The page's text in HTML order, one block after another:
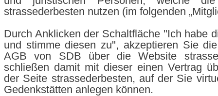
strassederbesten nutzen (im folgenden
Durch Anklicken der Schaltfläche "Ich habe
und stimme diesen zu", akzeptieren Sie
AGB von SDB über die Website
schließen damit mit dieser einen Vertrag
der Seite strassederbesten, auf der Sie
Gedenkstätten anlegen können.